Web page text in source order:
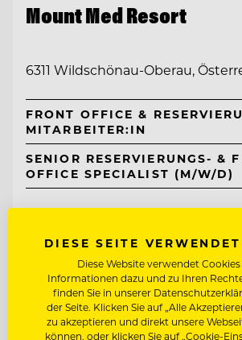
Mount Med Resort
6311 Wildschönau-Oberau,
FRONT OFFICE &
MITARBEITER:IN
SENIOR RESERVIERUNGS- &
OFFICE SPECIALIST (M/W/D)
DIESE SEITE
Diese Website verwendet
Informationen dazu und zu Ihren
finden Sie in unserer
der Seite. Klicken Sie auf „Alle
zu akzeptieren und direkt unsere
können, oder klicken Sie auf „Cookie-